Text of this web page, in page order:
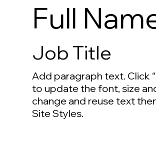
Full
Job Title
Add paragraph text. Click
to update the font, size
change and reuse text
Site Styles.